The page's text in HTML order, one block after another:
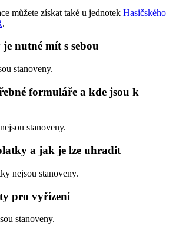
můžete získat také u jednotek Hasičského
.
nutné mít s sebou
stanoveny.
formuláře a kde jsou k
stanoveny.
a jak je lze uhradit
nejsou stanoveny.
pro vyřízení
stanoveny.